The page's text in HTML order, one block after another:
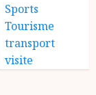
Sports
Tourisme
transport
visite